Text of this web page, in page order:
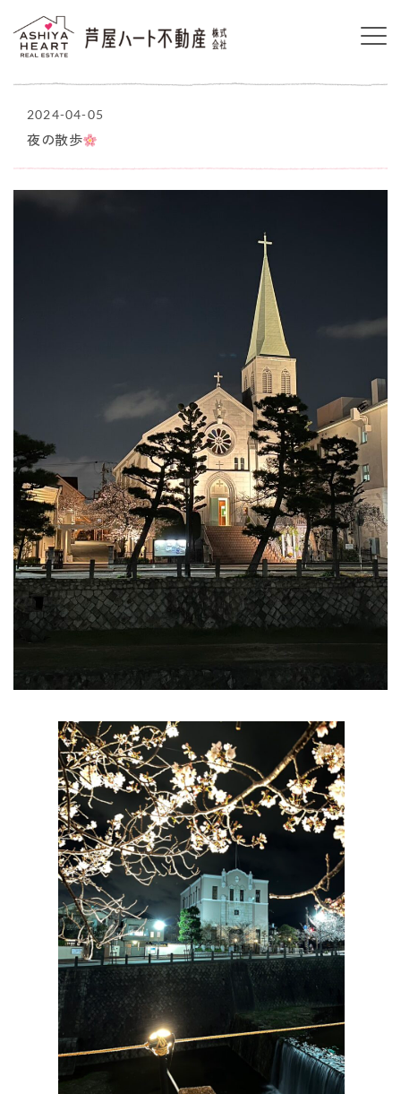
2024-04-05
夜の散歩